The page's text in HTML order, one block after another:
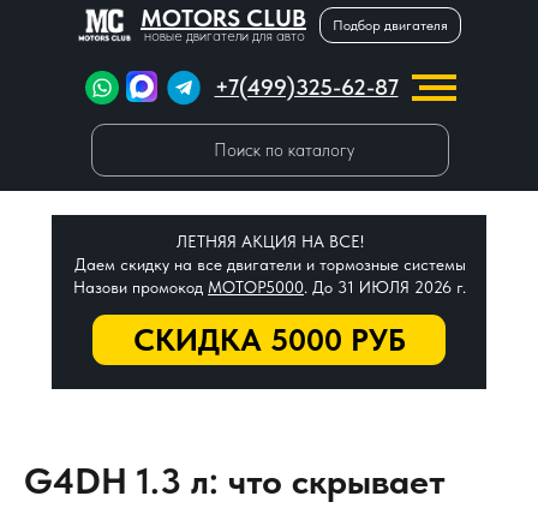
MOTORS CLUB
новые двигатели для авто
Подбор двигателя
+7(499)325-62-87
Поиск по каталогу
СКИДКА 5000 РУБ
ЛЕТНЯЯ АКЦИЯ НА ВСЕ!
Даем скидку на все двигатели и тормозные системы
Назови промокод МОТОР5000. До 31 ИЮЛЯ 2026 г.
G4DH 1.3 л: что скрывает